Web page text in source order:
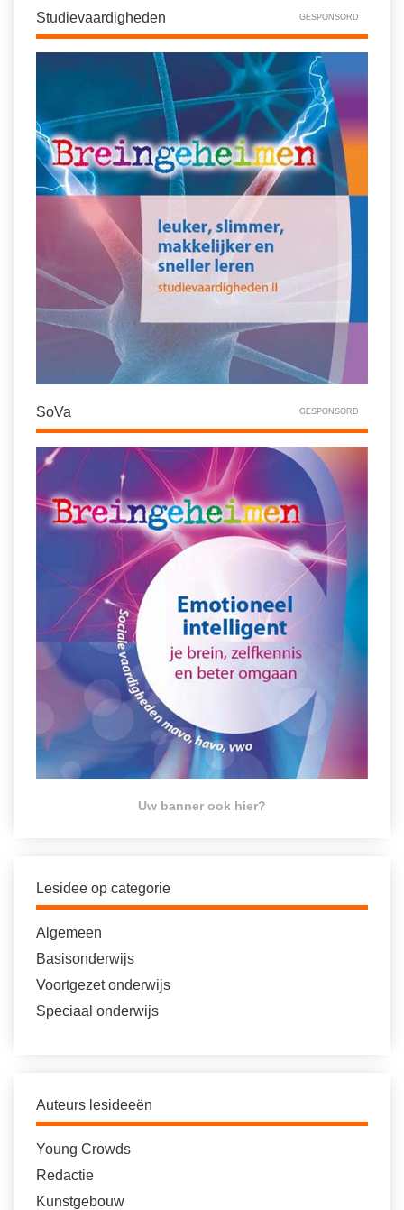
Kerstfeest
Kinderboekenweek
Mediawijsheid
Nieuws
Onderwijsprijs
Ruimte
Schoolreisideeën
Schoolspullen
Seizoenen
Seksualiteit
Sinterklaas
Spelletjes
Sprookjes
Startpagina onderwijs
Tweede Wereldoorlog
Verzorging
AI voor het onderwijs
Kruiswoordpuzzels
Onderwijslonen
Vrijeschoolonderwijs
Montessori onderwijs
Jenaplanonderwijs
Daltononderwijs
Schoolspullen
Onderwijsvacatures
Studieschuld & Hypotheek
Middelbare school niveaus
Studenten laptop
Docentenplein nieuwsbrief
Nieuwsbrief archief
Onderwijs CV
Schoolvakanties
Huiswerkbegeleiding
Huiswerkbegeleider zoeken
Huiswerkbegeleider worden
Studievaardigheden GESPONSORD
SoVa GESPONSORD
Uw banner ook hier?
Lesidee op categorie
Algemeen
Basisonderwijs
Voortgezet onderwijs
Speciaal onderwijs
Auteurs lesideeën
Young Crowds
Redactie
Kunstgebouw